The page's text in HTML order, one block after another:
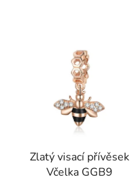
Zlatý visací přívěsek
Včelka GGB9